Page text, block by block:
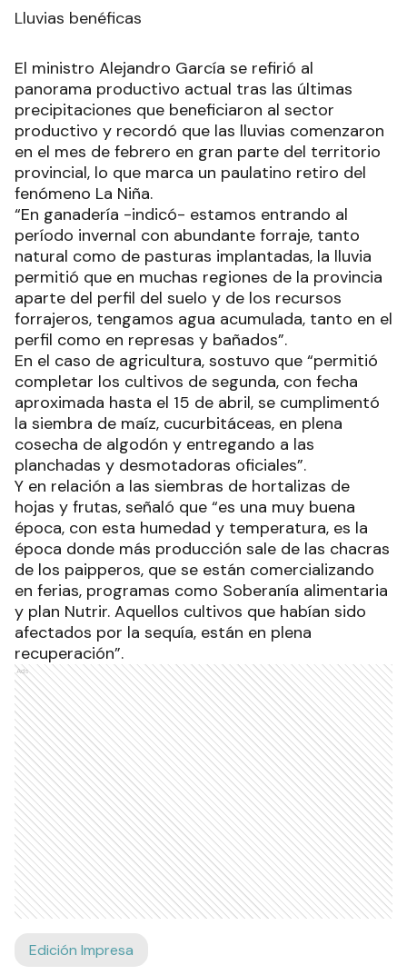
Lluvias benéficas
El ministro Alejandro García se refirió al
panorama productivo actual tras las últimas
precipitaciones que beneficiaron al sector
productivo y recordó que las lluvias comenzaron
en el mes de febrero en gran parte del territorio
provincial, lo que marca un paulatino retiro del
fenómeno La Niña.
“En ganadería -indicó- estamos entrando al
período invernal con abundante forraje, tanto
natural como de pasturas implantadas, la lluvia
permitió que en muchas regiones de la provincia
aparte del perfil del suelo y de los recursos
forrajeros, tengamos agua acumulada, tanto en el
perfil como en represas y bañados”.
En el caso de agricultura, sostuvo que “permitió
completar los cultivos de segunda, con fecha
aproximada hasta el 15 de abril, se cumplimentó
la siembra de maíz, cucurbitáceas, en plena
cosecha de algodón y entregando a las
planchadas y desmotadoras oficiales”.
Y en relación a las siembras de hortalizas de
hojas y frutas, señaló que “es una muy buena
época, con esta humedad y temperatura, es la
época donde más producción sale de las chacras
de los paipperos, que se están comercializando
en ferias, programas como Soberanía alimentaria
y plan Nutrir. Aquellos cultivos que habían sido
afectados por la sequía, están en plena
recuperación”.
Ads
Edición Impresa